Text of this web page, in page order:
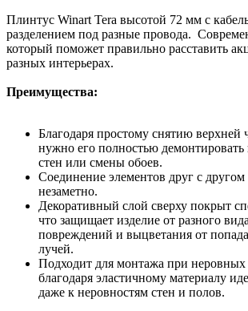
Плинтус Winart Tera высотой 72 мм с
разделением под разные провода.
который поможет правильно расставить
разных интерьерах.
Преимущества:
Благодаря простому снятию верхней
нужно его полностью демонтировать
стен или смены обоев.
Соединение элементов друг с другом
незаметно.
Декоративный слой сверху покрыт
что защищает изделие от разного
повреждений и выцветания от
лучей.
Подходит для монтажа при неровных
благодаря эластичному материалу
даже к неровностям стен и полов.